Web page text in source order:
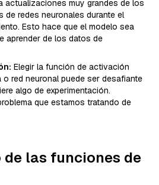
actualizaciones muy grandes de los
de redes neuronales durante el
Esto hace que el modelo sea
aprender de los datos de
Elegir la función de activación
o red neuronal puede ser desafiante
algo de experimentación.
que estamos tratando de
de las funciones de